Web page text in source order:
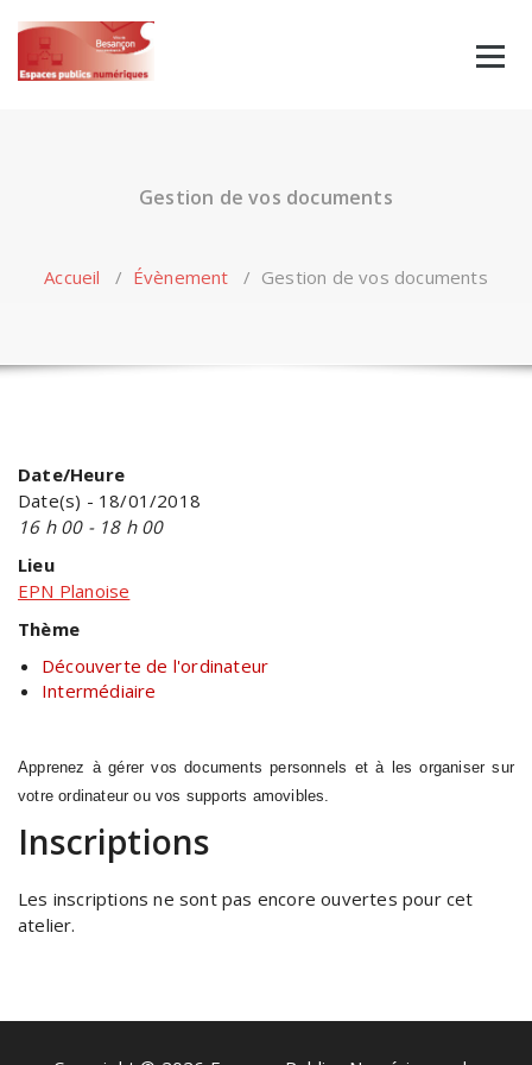
content
Gestion de vos documents
Accueil / Évènement / Gestion de vos documents
Date/Heure
Date(s) - 18/01/2018
16 h 00 - 18 h 00
Lieu
EPN Planoise
Thème
Découverte de l'ordinateur
Intermédiaire
Apprenez à gérer vos documents personnels et à les organiser sur
votre ordinateur ou vos supports amovibles.
Inscriptions
Les inscriptions ne sont pas encore ouvertes pour cet
atelier.